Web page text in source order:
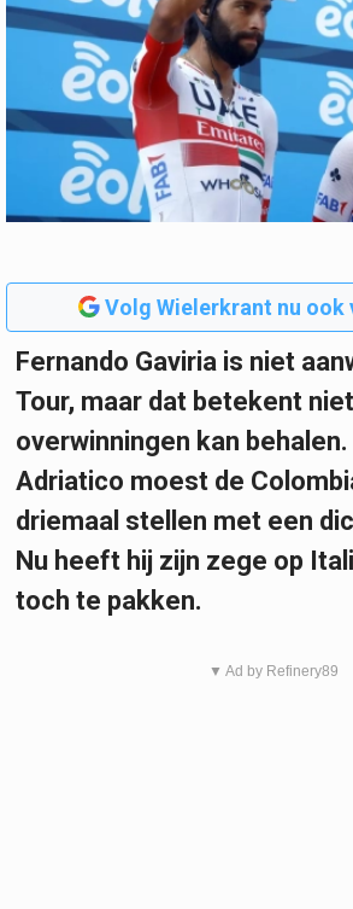
Volg Wielerkrant nu ook
Fernando Gaviria is niet
Tour, maar dat betekent
overwinningen kan
Adriatico moest de
driemaal stellen met een
Nu heeft hij zijn zege op
toch te pakken.
▼ Ad by Refinery89